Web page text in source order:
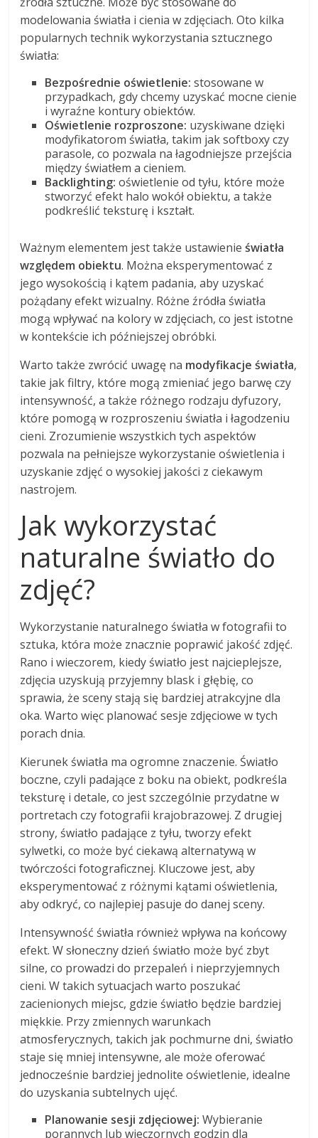
modelowania światła i cienia w zdjęciach. Oto kilka
popularnych technik wykorzystania sztucznego
światła:
Bezpośrednie oświetlenie: stosowane w
przypadkach, gdy chcemy uzyskać mocne cienie
i wyraźne kontury obiektów.
Oświetlenie rozproszone: uzyskiwane dzięki
modyfikatorom światła, takim jak softboxy czy
parasole, co pozwala na łagodniejsze przejścia
między światłem a cieniem.
Backlighting: oświetlenie od tyłu, które może
stworzyć efekt halo wokół obiektu, a także
podkreślić teksturę i kształt.
Ważnym elementem jest także ustawienieświatła
względem obiektu. Można eksperymentować z
jego wysokością i kątem padania, aby uzyskać
pożądany efekt wizualny. Różne źródła światła
mogą wpływać na kolory w zdjęciach, co jest istotne
w kontekście ich późniejszej obróbki.
Warto także zwrócić uwagę na modyfikacje światła,
takie jak filtry, które mogą zmieniać jego barwę czy
intensywność, a także różnego rodzaju dyfuzory,
które pomogą w rozproszeniu światła i łagodzeniu
cieni. Zrozumienie wszystkich tych aspektów
pozwala na pełniejsze wykorzystanie oświetlenia i
uzyskanie zdjęć o wysokiej jakości z ciekawym
nastrojem.
Jak wykorzystać
naturalne światło do
zdjęć?
Wykorzystanie naturalnego światła w fotografii to
sztuka, która może znacznie poprawić jakość zdjęć.
Rano i wieczorem, kiedy światło jest najcieplejsze,
zdjęcia uzyskują przyjemny blask i głębię, co
sprawia, że sceny stają się bardziej atrakcyjne dla
oka. Warto więc planować sesje zdjęciowe w tych
porach dnia.
Kierunek światła ma ogromne znaczenie. Światło
boczne, czyli padające z boku na obiekt, podkreśla
teksturę i detale, co jest szczególnie przydatne w
portretach czy fotografii krajobrazowej. Z drugiej
strony, światło padające z tyłu, tworzy efekt
sylwetki, co może być ciekawą alternatywą w
twórczości fotograficznej. Kluczowe jest, aby
eksperymentować z różnymi kątami oświetlenia,
aby odkryć, co najlepiej pasuje do danej sceny.
Intensywność światła również wpływa na końcowy
efekt. W słoneczny dzień światło może być zbyt
silne, co prowadzi do przepaleń i nieprzyjemnych
cieni. W takich sytuacjach warto poszukać
zacienionych miejsc, gdzie światło będzie bardziej
miękkie. Przy zmiennych warunkach
atmosferycznych, takich jak pochmurne dni, światło
staje się mniej intensywne, ale może oferować
jednocześnie bardziej jednolite oświetlenie, idealne
do uzyskania subtelnych ujęć.
Planowanie sesji zdjęciowej: Wybieranie
porannych lub wieczornych godzin dla